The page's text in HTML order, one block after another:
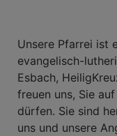
Unsere Pfarrei ist
evangelisch-
Esbach,
freuen uns, Sie
dürfen. Sie sind
uns und unsere